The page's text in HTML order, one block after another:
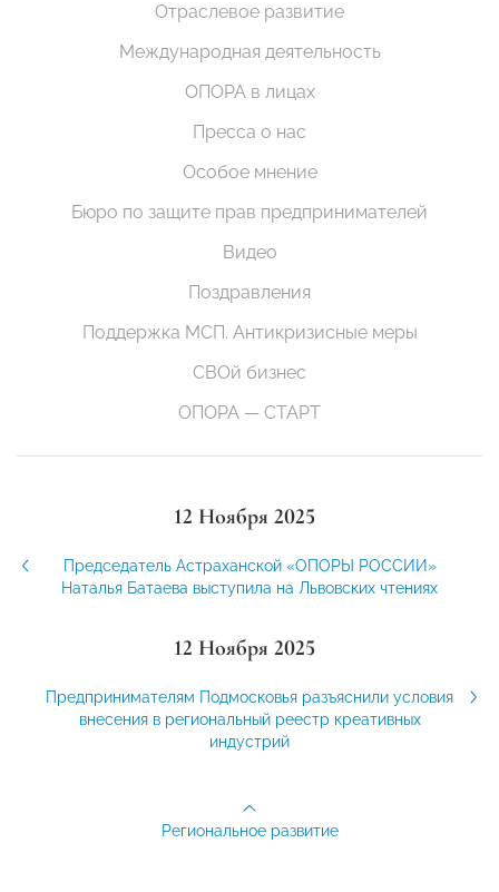
Отраслевое развитие
Международная деятельность
ОПОРА в лицах
Пресса о нас
Особое мнение
Бюро по защите прав предпринимателей
Видео
Поздравления
Поддержка МСП. Антикризисные меры
СВОй бизнес
ОПОРА — СТАРТ
12 Ноября 2025
Председатель Астраханской «ОПОРЫ РОССИИ»
Наталья Батаева выступила на Львовских чтениях
12 Ноября 2025
Предпринимателям Подмосковья разъяснили условия
внесения в региональный реестр креативных
индустрий
Региональное развитие